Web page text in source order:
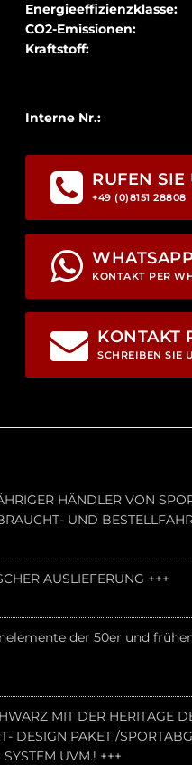
Energieeffizienzklasse:
CO2-Emissionen:
Kraftstoff:
Interne Nr.:
RUFEN SIE
+49 (0)8151 28808
KONTAKT PER
KONTAKT
SCHREIBEN SIE
HÄNDLER VON
UND
AUSLIEFERUNG +++
der 50er und
MIT DER HERITAGE
DESIGN PAKET /
UVM.! +++